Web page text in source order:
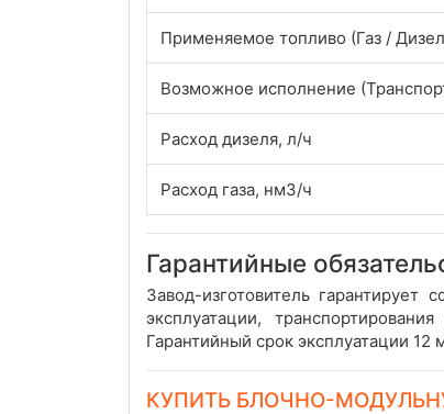
Применяемое топливо (Газ /
Возможное исполнение
Расход дизеля, л/ч
Расход газа, нм3/ч
Гарантийные
Завод-изготовитель гарантирует
эксплуатации,
Гарантийный срок эксплуатации
КУПИТЬ БЛОЧНО-